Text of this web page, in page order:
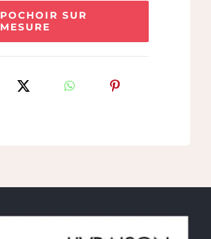
POCHOIR SUR
MESURE